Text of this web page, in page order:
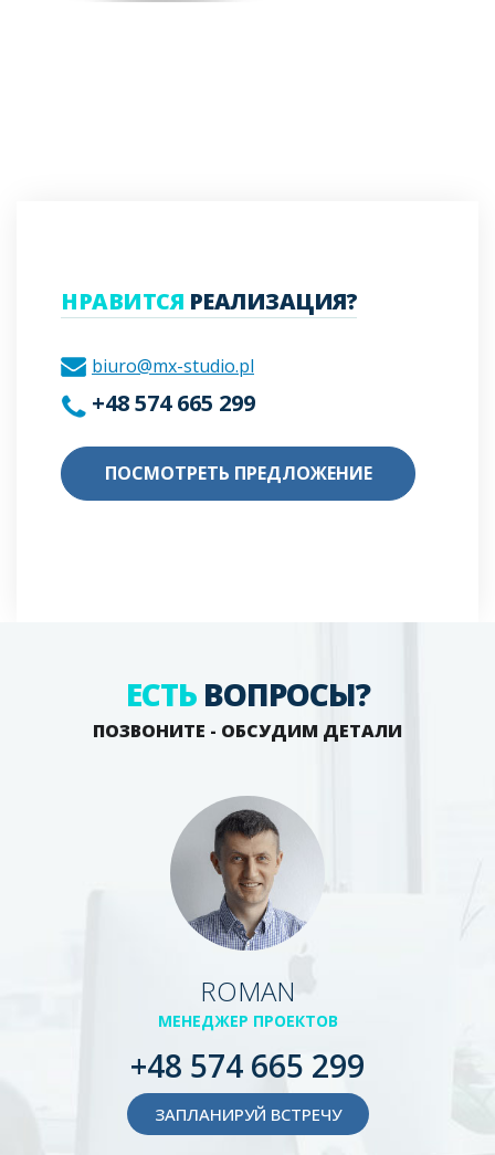
НРАВИТСЯ РЕАЛИЗАЦИЯ?
biuro@mx-studio.pl
+48 574 665 299
ПОСМОТРЕТЬ ПРЕДЛОЖЕНИЕ
ЕСТЬ ВОПРОСЫ?
ПОЗВОНИТЕ - ОБСУДИМ ДЕТАЛИ
ROMAN
МЕНЕДЖЕР ПРОЕКТОВ
+48 574 665 299
ЗАПЛАНИРУЙ ВСТРЕЧУ